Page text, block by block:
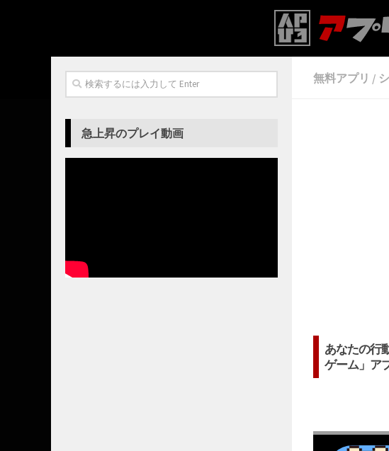
無料アプリ /
あなたの行
ゲーム」ア
急上昇のプレイ動画